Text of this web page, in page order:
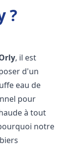
?
, il est
d'un
eau de
pour
à tout
notre